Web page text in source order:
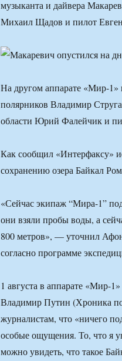
музыканта и дайвера
Михаил Щадов и пилот
На другом аппарате «Мир-
полярников Владимир
области Юрий Фалейчик и
Как сообщил «Интерфаксу»
сохранению озера Байкал
«Сейчас экипаж “Мира-1”
они взяли пробы воды, а
800 метров», — уточнил
согласно программе
1 августа в аппарате «Мир-
Владимир Путин (Хроника
журналистам, что «ничего
особые ощущения. То, что я
можно увидеть, что такое